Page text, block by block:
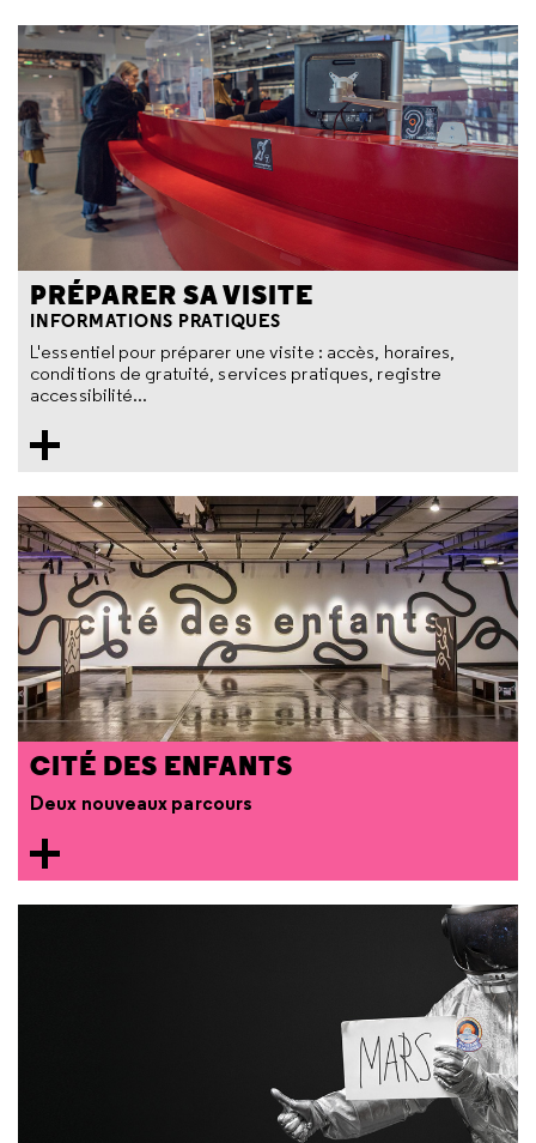
PRÉPARER SA VISITE
INFORMATIONS PRATIQUES
L'essentiel pour préparer une visite : accès, horaires,
conditions de gratuité, services pratiques, registre
accessibilité...
CITÉ DES ENFANTS
Deux nouveaux parcours